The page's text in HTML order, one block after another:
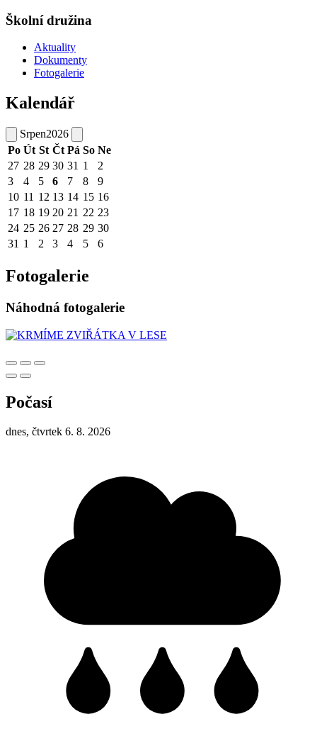
Školní družina
Aktuality
Dokumenty
Fotogalerie
Kalendář
Srpen2026
Po Út St Čt Pá So Ne
27 28 29 30 31 1
2
3
4 5 6 7 8
9
10 11 12 13 14 15 16
17 18 19 20 21 22 23
24 25 26 27 28 29 30
31 1 2 3 4 5 6
Fotogalerie
Náhodná fotogalerie
Počasí
dnes, čtvrtek 6. 8. 2026